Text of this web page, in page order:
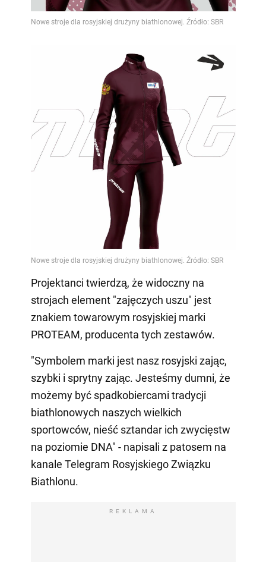
Projektanci twierdzą, że widoczny na
strojach element "zajęczych uszu" jest
znakiem towarowym rosyjskiej marki
PROTEAM, producenta tych zestawów.
"Symbolem marki jest nasz rosyjski zając,
szybki i sprytny zając. Jesteśmy dumni, że
możemy być spadkobiercami tradycji
biathlonowych naszych wielkich
sportowców, nieść sztandar ich zwycięstw
na poziomie DNA" - napisali z patosem na
kanale Telegram Rosyjskiego Związku
Biathlonu.
REKLAMA